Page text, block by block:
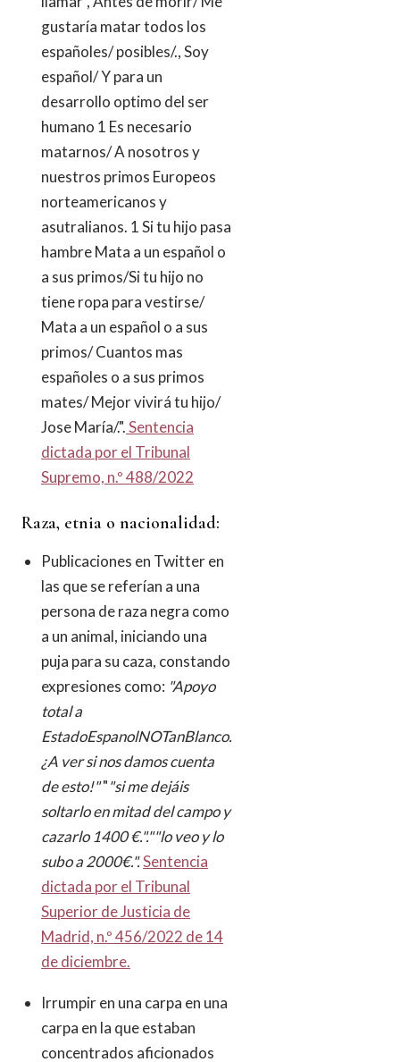
gustaría matar todos los
españoles/ posibles/., Soy
español/ Y para un
desarrollo optimo del ser
humano 1 Es necesario
matarnos/ A nosotros y
nuestros primos Europeos
norteamericanos y
asutralianos. 1 Si tu hijo pasa
hambre Mata a un español o
a sus primos/Si tu hijo no
tiene ropa para vestirse/
Mata a un español o a sus
primos/ Cuantos mas
españoles o a sus primos
mates/ Mejor vivirá tu hijo/
Jose María/.".Sentencia
dictada por el Tribunal
Supremo, n.º 488/2022
Raza, etnia o nacionalidad:
Publicaciones en Twitter en
las que se referían a una
persona de raza negra como
a un animal, iniciando una
puja para su caza, constando
expresiones como: "Apoyo
total a
EstadoEspanolNOTanBlanco.
¿A ver si nos damos cuenta
de esto!"""si me dejáis
soltarlo en mitad del campo y
cazarlo 1400 €.".""lo veo y lo
subo a 2000€.".Sentencia
dictada por el Tribunal
Superior de Justicia de
Madrid, n.º 456/2022 de 14
de diciembre.
Irrumpir en una carpa en una
carpa en la que estaban
concentrados aficionados